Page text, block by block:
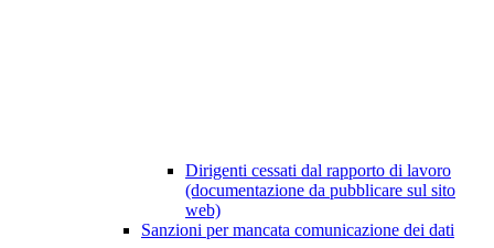
Dirigenti cessati dal rapporto di lavoro
(documentazione da pubblicare sul sito
web)
Sanzioni per mancata comunicazione dei dati